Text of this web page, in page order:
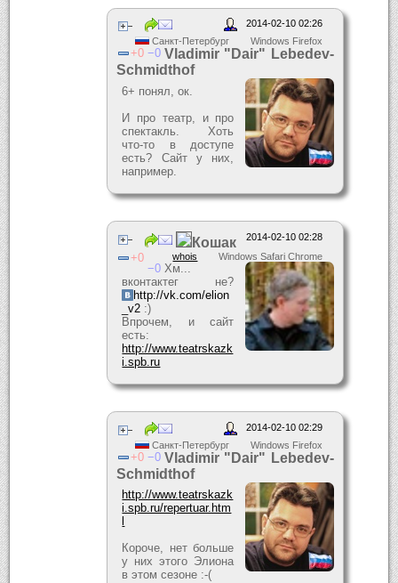
2014-02-10 02:26
Windows Firefox
Санкт-Петербург
0 0 Vladimir "Dair" Lebedev-
Schmidthof
6+ понял, ок.
И про театр, и про
спектакль. Хоть
что-то в доступе
есть? Сайт у них,
например.
2014-02-10 02:28
Windows Safari Chrome
whois
0
0
Кошак
Хм...
вконтактег не?
http://vk.com/elion
_v2 :)
Впрочем, и сайт
есть:
http://www.teatrskazk
i.spb.ru
2014-02-10 02:29
Windows Firefox
Санкт-Петербург
0 0 Vladimir "Dair" Lebedev-
Schmidthof
http://www.teatrskazk
i.spb.ru/repertuar.htm
Короче, нет больше
у них этого Элиона
в этом сезоне :-(